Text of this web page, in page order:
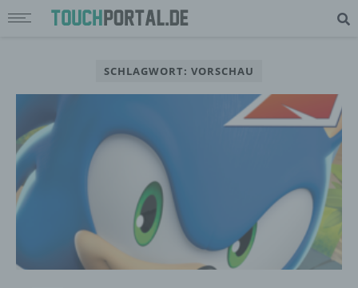
SCHLAGWORT: VORSCHAU